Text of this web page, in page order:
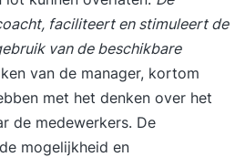
faciliteert en stimuleert de
van de beschikbare
van de manager, kortom
met het denken over het
de medewerkers. De
mogelijkheid en